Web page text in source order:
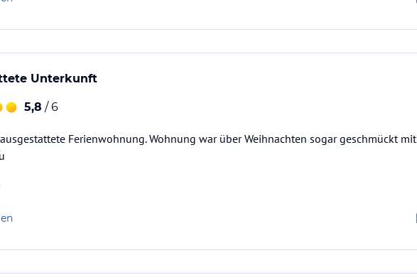
Unterkunft
5,8 / 6
Ferienwohnung. Wohnung war über Weihnachten sogar geschmückt mit